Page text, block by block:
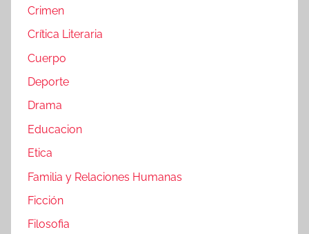
Crimen
Crítica Literaria
Cuerpo
Deporte
Drama
Educacion
Etica
Familia y Relaciones Humanas
Ficción
Filosofia